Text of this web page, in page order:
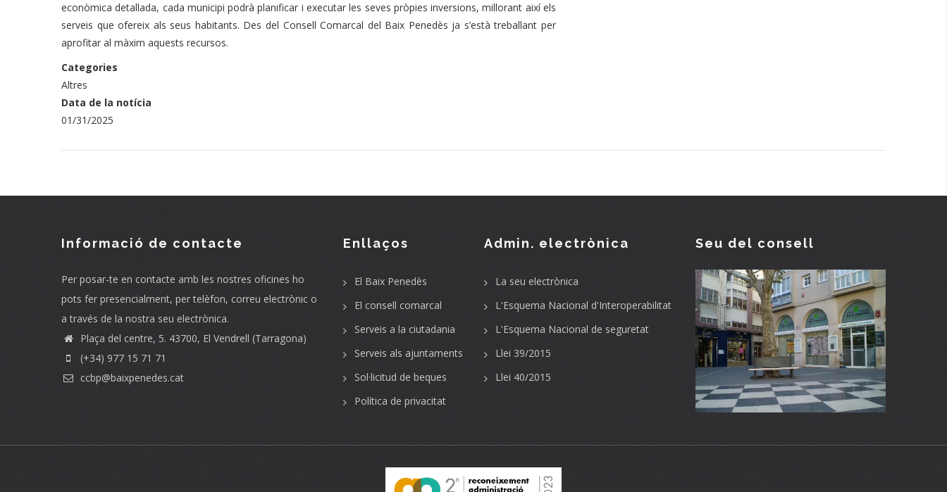
econòmica detallada, cada municipi podrà planificar i executar les seves pròpies inversions, millorant així els
serveis que ofereix als seus habitants. Des del Consell Comarcal del Baix Penedès ja s’està treballant per
aprofitar al màxim aquests recursos.
Categories
Altres
Data de la notícia
01/31/2025
Informació de contacte
Per posar-te en contacte amb les nostres oficines ho
pots fer presencialment, per telèfon, correu electrònic o
a través de la nostra seu electrònica.
Plaça del centre, 5. 43700, El Vendrell (Tarragona)
(+34) 977 15 71 71
ccbp@baixpenedes.cat
Enllaços
El Baix Penedès
El consell comarcal
Serveis a la ciutadania
Serveis als ajuntaments
Sol·licitud de beques
Política de privacitat
Admin. electrònica
La seu electrònica
L'Esquema Nacional d'Interoperabilitat
L'Esquema Nacional de seguretat
Llei 39/2015
Llei 40/2015
Seu del consell